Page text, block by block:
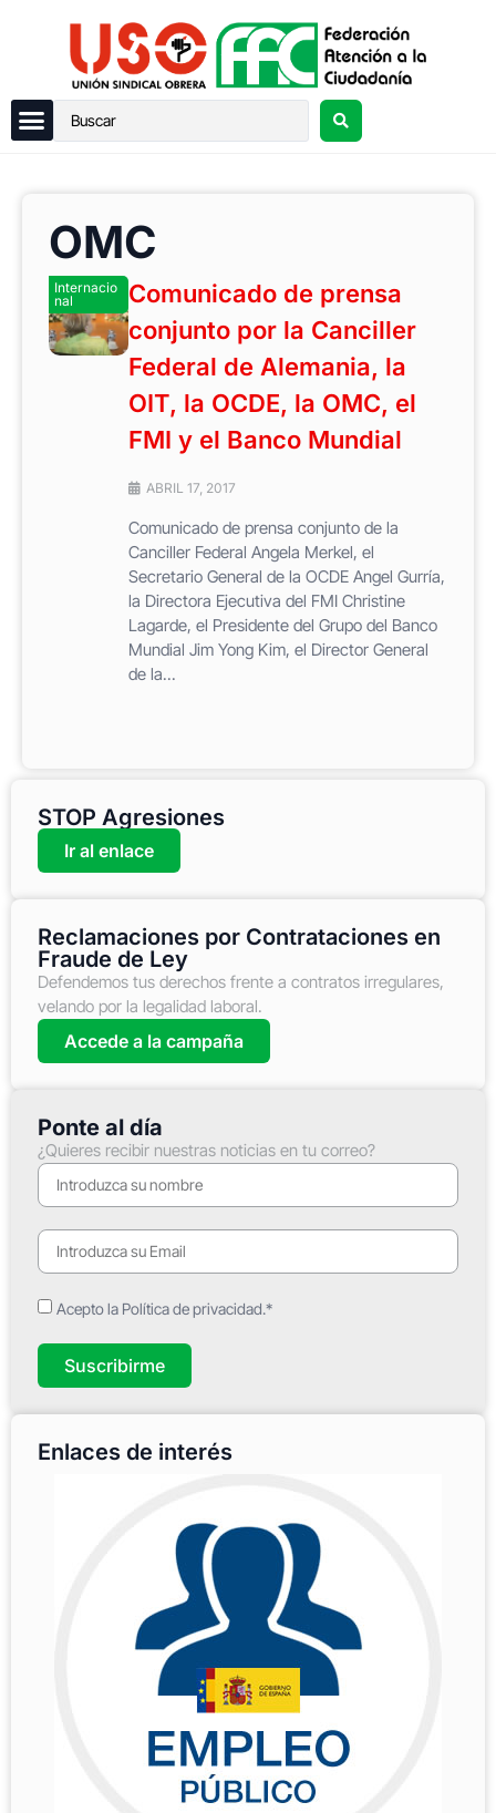
OMC
Internacio
nal
Comunicado de prensa
conjunto por la Canciller
Federal de Alemania, la
OIT, la OCDE, la OMC, el
FMI y el Banco Mundial
ABRIL 17, 2017
Comunicado de prensa conjunto de la
Canciller Federal Angela Merkel, el
Secretario General de la OCDE Angel Gurría,
la Directora Ejecutiva del FMI Christine
Lagarde, el Presidente del Grupo del Banco
Mundial Jim Yong Kim, el Director General
de la...
STOP Agresiones
Ir al enlace
Reclamaciones por Contrataciones en
Fraude de Ley
Defendemos tus derechos frente a contratos irregulares,
velando por la legalidad laboral.
Accede a la campaña
Ponte al día
¿Quieres recibir nuestras noticias en tu correo?
Acepto la Política de privacidad.*
Suscribirme
Enlaces de interés